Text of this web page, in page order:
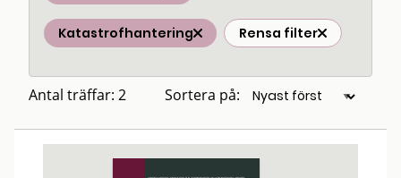
Katastrofhantering Rensa filter
Antal träffar: 2 Sortera på: